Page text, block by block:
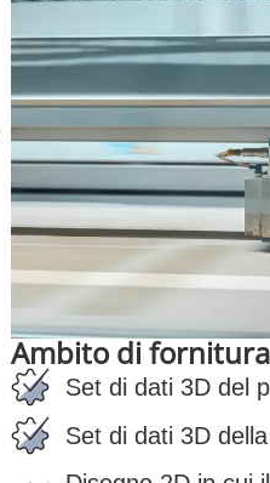
Ambito di
Set di dati 3D del
Set di dati 3D